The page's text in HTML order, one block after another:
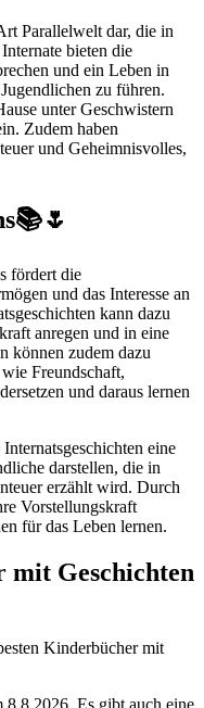
Parallelwelt dar, die in
bieten die
und ein Leben in
zu führen.
unter Geschwistern
Zudem haben
und Geheimnisvolles,
fördert die
und das Interesse an
kann dazu
anregen und in eine
können zudem dazu
Freundschaft,
und daraus lernen
eine
darstellen, die in
erzählt wird. Durch
Vorstellungskraft
für das Leben lernen.
mit Geschichten
Kinderbücher mit